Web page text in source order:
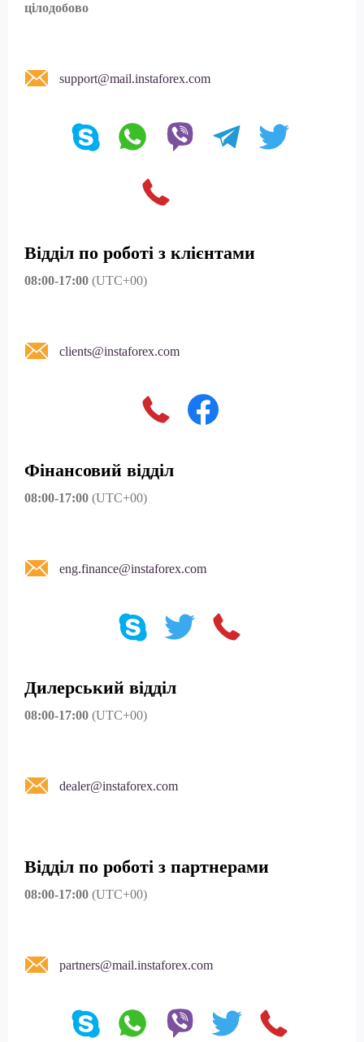
цілодобово
support@mail.instaforex.com
Відділ по роботі з клієнтами
08:00-17:00 (UTC+00)
clients@instaforex.com
Фінансовий відділ
08:00-17:00 (UTC+00)
eng.finance@instaforex.com
Дилерський відділ
08:00-17:00 (UTC+00)
dealer@instaforex.com
Відділ по роботі з партнерами
08:00-17:00 (UTC+00)
partners@mail.instaforex.com